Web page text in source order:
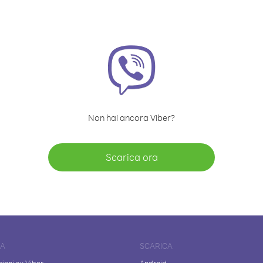
Non hai ancora Viber?
Scarica ora
SCARICA